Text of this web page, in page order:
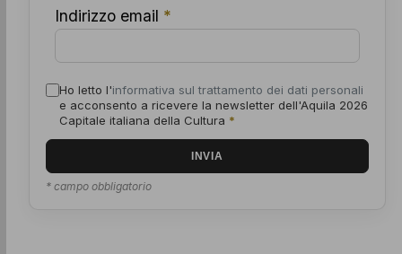
Indirizzo email *
Ho letto l'informativa sul trattamento dei dati personali
e acconsento a ricevere la newsletter dell'Aquila 2026
Capitale italiana della Cultura *
* campo obbligatorio